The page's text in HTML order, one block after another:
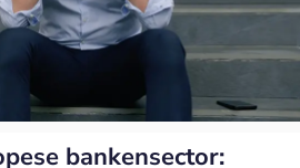
bankensector: